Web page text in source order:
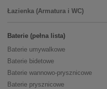
Łazienka (Armatura i WC)
Baterie (pełna lista)
Baterie umywalkowe
Baterie bidetowe
Baterie wannowo-prysznicowe
Baterie prysznicowe